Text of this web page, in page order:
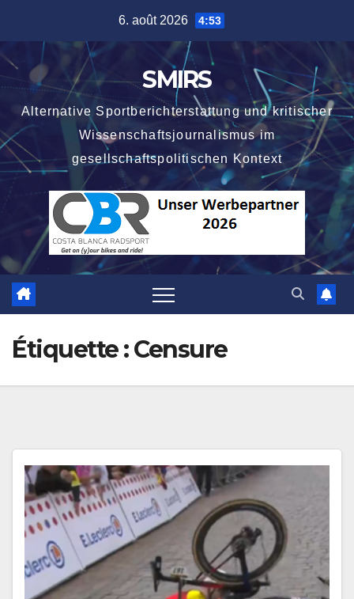
content
6. août 2026 4:53
SMIRS
Alternative Sportberichterstattung und kritischer
Wissenschaftsjournalismus im
gesellschaftspolitischen Kontext
Étiquette :Censure